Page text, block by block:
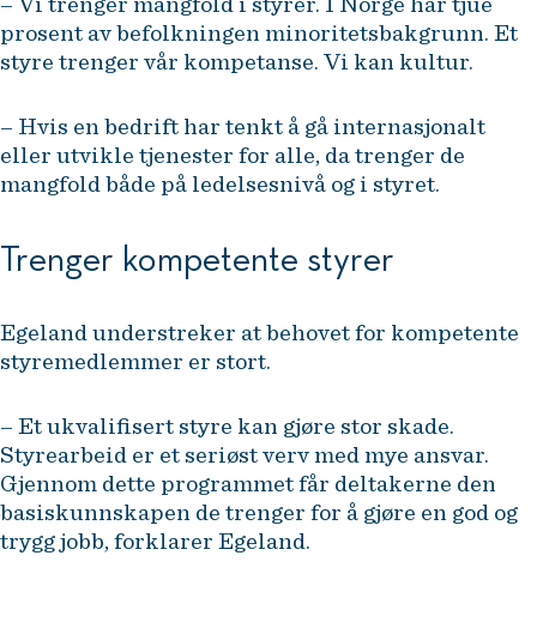
prosent av befolkningen minoritetsbakgrunn. Et
styre trenger vår kompetanse. Vi kan kultur.
– Hvis en bedrift har tenkt å gå internasjonalt
eller utvikle tjenester for alle, da trenger de
mangfold både på ledelsesnivå og i styret.
Trenger kompetente styrer
Egeland understreker at behovet for kompetente
styremedlemmer er stort.
– Et ukvalifisert styre kan gjøre stor skade.
Styrearbeid er et seriøst verv med mye ansvar.
Gjennom dette programmet får deltakerne den
basiskunnskapen de trenger for å gjøre en god og
trygg jobb, forklarer Egeland.